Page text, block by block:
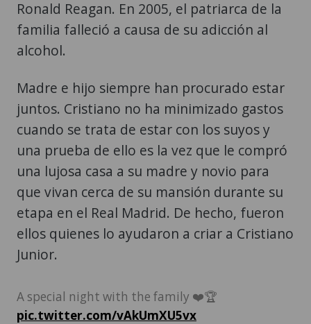
Ronald Reagan. En 2005, el patriarca de la
familia falleció a causa de su adicción al
alcohol.
Madre e hijo siempre han procurado estar
juntos. Cristiano no ha minimizado gastos
cuando se trata de estar con los suyos y
una prueba de ello es la vez que le compró
una lujosa casa a su madre y novio para
que vivan cerca de su mansión durante su
etapa en el Real Madrid. De hecho, fueron
ellos quienes lo ayudaron a criar a Cristiano
Junior.
A special night with the family ❤️🏆
pic.twitter.com/vAkUmXU5vx